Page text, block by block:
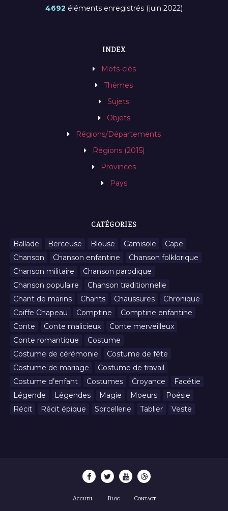
4692 éléments enregistrés (juin 2022)
INDEX
Mots-clés
Thèmes
Sujets
Objets
Régions/Départements
Régions (2015)
Provinces
Pays
CATÉGORIES
Ballade Berceuse Blouse Camisole
Cape
Chanson
Chanson enfantine
Chanson folklorique
Chanson militaire
Chanson parodique
Chanson populaire
Chanson traditionnelle
Chant de marins
Chants Chaussures
Chronique
Coiffe Chapeau
Comptine
Comptine enfantine
Conte
Conte malicieux
Conte merveilleux
Conte romantique
Costume
Costume de cérémonie
Costume de fête
Costume de mariage
Costume de travail
Costume d’enfant
Costumes Croyance
Facétie
Légende
Légendes Magie Moeurs
Poésie
Récit
Récit épique Sorcellerie Tablier Veste
Accueil Blog Contact